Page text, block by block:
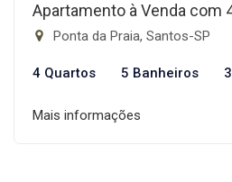
Apartamento à Venda com
Ponta da Praia, Santos-SP
4 Quartos 5 Banheiros
Mais informações